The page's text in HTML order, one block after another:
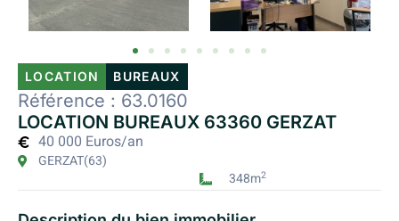
LOCATION BUREAUX
Référence : 63.0160
LOCATION BUREAUX 63360 GERZAT
40 000 Euros/an
GERZAT(63)
348m2